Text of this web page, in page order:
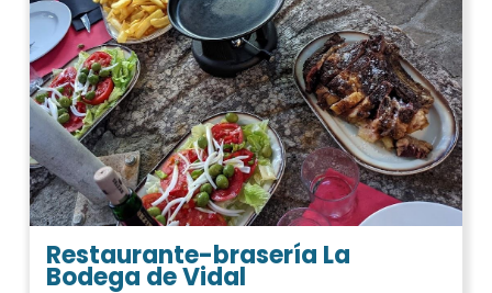
Restaurante-brasería La
Bodega de Vidal